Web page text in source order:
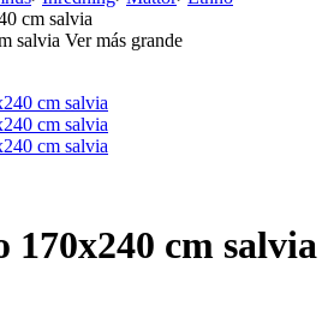
cm salvia
Ver más grande
cm salvia